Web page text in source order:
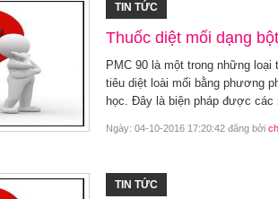
TIN TỨC
Thuốc diệt mối dạng bột
PMC 90 là một trong những
tiêu diệt loài mối bằng phương
học. Đây là biện pháp được
Ngày: 04-10-2016 17:20:42 đăng bởi
TIN TỨC